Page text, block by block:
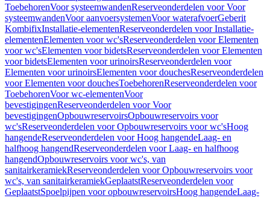
ToebehorenVoor systeemwandenReserveonderdelen voor Voor
systeemwandenVoor aanvoersystemenVoor waterafvoerGeberit
KombifixInstallatie-elementenReserveonderdelen voor Installatie-
elementenElementen voor wc'sReserveonderdelen voor Elementen
voor wc'sElementen voor bidetsReserveonderdelen voor Elementen
voor bidetsElementen voor urinoirsReserveonderdelen voor
Elementen voor urinoirsElementen voor douchesReserveonderdelen
voor Elementen voor douchesToebehorenReserveonderdelen voor
ToebehorenVoor wc-elementenVoor
bevestigingenReserveonderdelen voor Voor
bevestigingenOpbouwreservoirsOpbouwreservoirs voor
wc'sReserveonderdelen voor Opbouwreservoirs voor wc'sHoog
hangendeReserveonderdelen voor Hoog hangendeLaag- en
halfhoog hangendReserveonderdelen voor Laag- en halfhoog
hangendOpbouwreservoirs voor wc's, van
sanitairkeramiekReserveonderdelen voor Opbouwreservoirs voor
wc's, van sanitairkeramiekGeplaatstReserveonderdelen voor
GeplaatstSpoelpijpen voor opbouwreservoirsHoog hangendeLaag-